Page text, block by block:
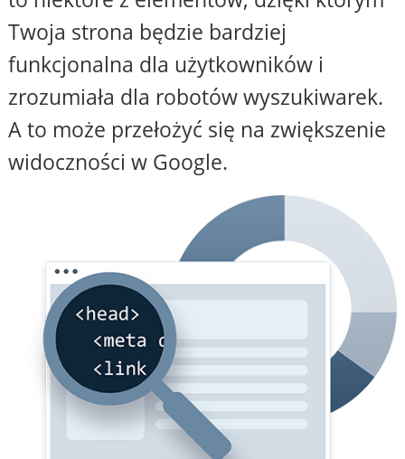
Twoja strona będzie bardziej
funkcjonalna dla użytkowników i
zrozumiała dla robotów wyszukiwarek.
A to może przełożyć się na zwiększenie
widoczności w Google.